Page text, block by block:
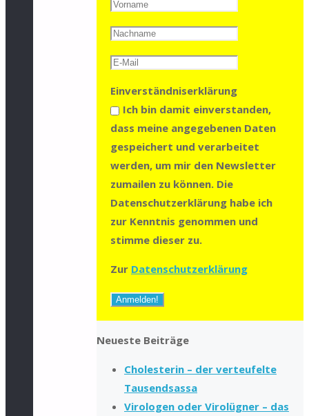
Einverständniserklärung
Ich bin damit einverstanden,
dass meine angegebenen Daten
gespeichert und verarbeitet
werden, um mir den Newsletter
zumailen zu können. Die
Datenschutzerklärung habe ich
zur Kenntnis genommen und
stimme dieser zu.
Zur Datenschutzerklärung
Neueste Beiträge
Cholesterin – der verteufelte
Tausendsassa
Virologen oder Virolügner – das